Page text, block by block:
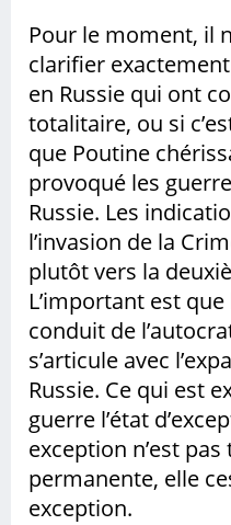
Pour le moment, il
clarifier
en Russie qui ont
totalitaire, ou si
que Poutine
provoqué les
Russie. Les
l’invasion de la
plutôt vers la
L’important est
conduit de
s’articule avec
Russie. Ce qui est
guerre l’état
exception n’est
permanente, elle
exception.